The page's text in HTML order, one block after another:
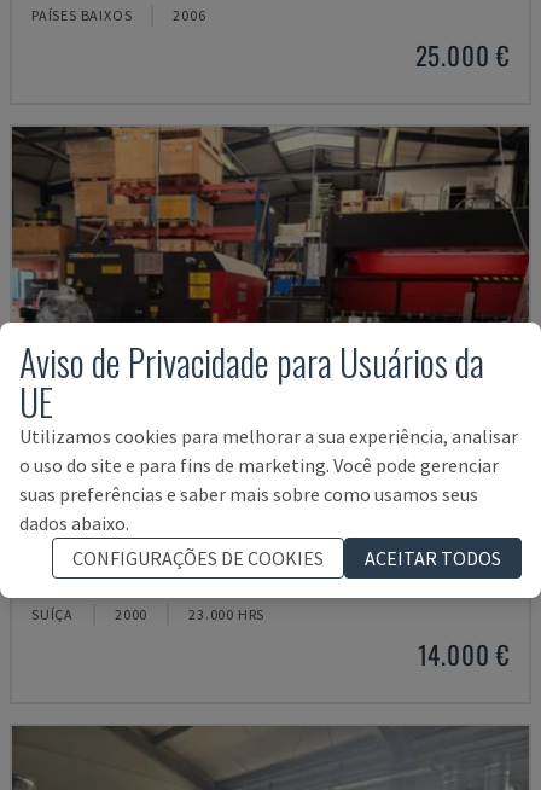
PAÍSES BAIXOS 2006
25.000 €
LC-2415ΑIII
AMADA - MÁQUINA DE CORTE A LASER CO2
SUÍÇA 2000 23.000 HRS
14.000 €
Aviso de Privacidade para Usuários da
UE
Utilizamos cookies para melhorar a sua experiência, analisar
o uso do site e para fins de marketing. Você pode gerenciar
suas preferências e saber mais sobre como usamos seus
dados abaixo.
CONFIGURAÇÕES DE COOKIES
ACEITAR TODOS